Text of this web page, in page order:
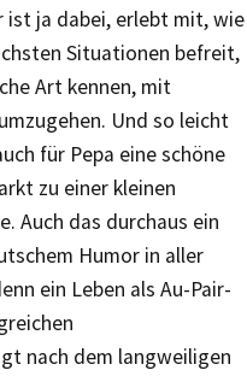
ist ja dabei, erlebt mit, wie
Situationen befreit,
Art kennen, mit
Und so leicht
für Pepa eine schöne
zu einer kleinen
Auch das durchaus ein
Humor in aller
ein Leben als Au-Pair-
nach dem langweiligen